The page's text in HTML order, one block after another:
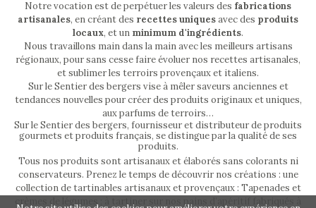
Notre vocation est de perpétuer les valeurs des fabrications
artisanales, en créant des recettes uniquesavec des produits
locaux, et un minimum d'ingrédients.
Nous travaillons main dans la main avec les meilleurs artisans
régionaux, pour sans cesse faire évoluer nos recettes artisanales,
et sublimer les terroirs provençaux et italiens.
Sur le Sentier des bergers vise à mêler saveurs anciennes et
tendances nouvelles pour créer des produits originaux et uniques,
aux parfums de terroirs…
Sur le Sentier des bergers, fournisseur et distributeur de produits
gourmets et produits français, se distingue par la qualité de ses
produits.
Tous nos produits sont artisanaux et élaborés sans colorants ni
conservateurs. Prenez le temps de découvrir nos créations : une
collection de tartinables artisanaux et provençaux : Tapenades et
crèmes de légumes ; à tartiner sur nos pains d’apéritif fabriqués à